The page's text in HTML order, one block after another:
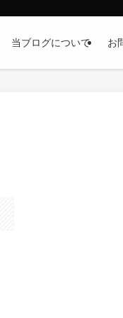
当ブログについて お